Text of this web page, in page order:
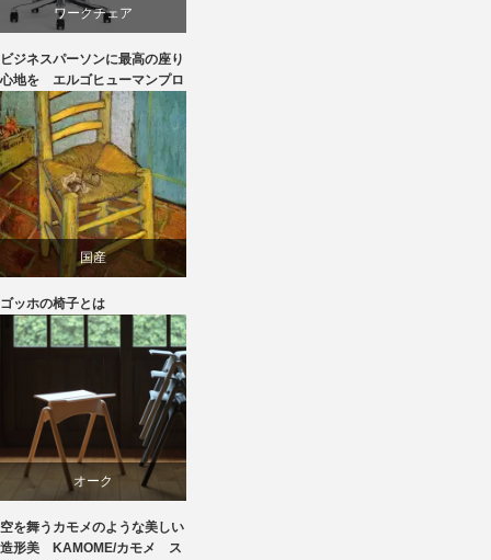
ワークチェア
回転椅子
椅子
ビジネスパーソンに最高の座り
心地を エルゴヒューマンプロ
国産
家具
飛騨高山
ゴッホの椅子とは
オーク
スツール
空を舞うカモメのような美しい
造形美 KAMOME/カモメ ス